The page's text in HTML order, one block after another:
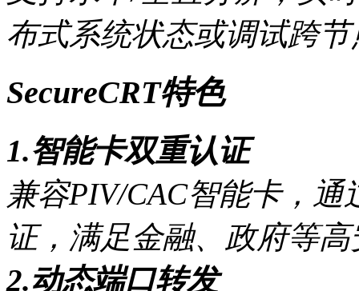
布式系统状态或调试跨
SecureCRT特色
1.智能卡双重认证
兼容PIV/CAC智能卡，
证，满足金融、政府等
2.动态端口转发